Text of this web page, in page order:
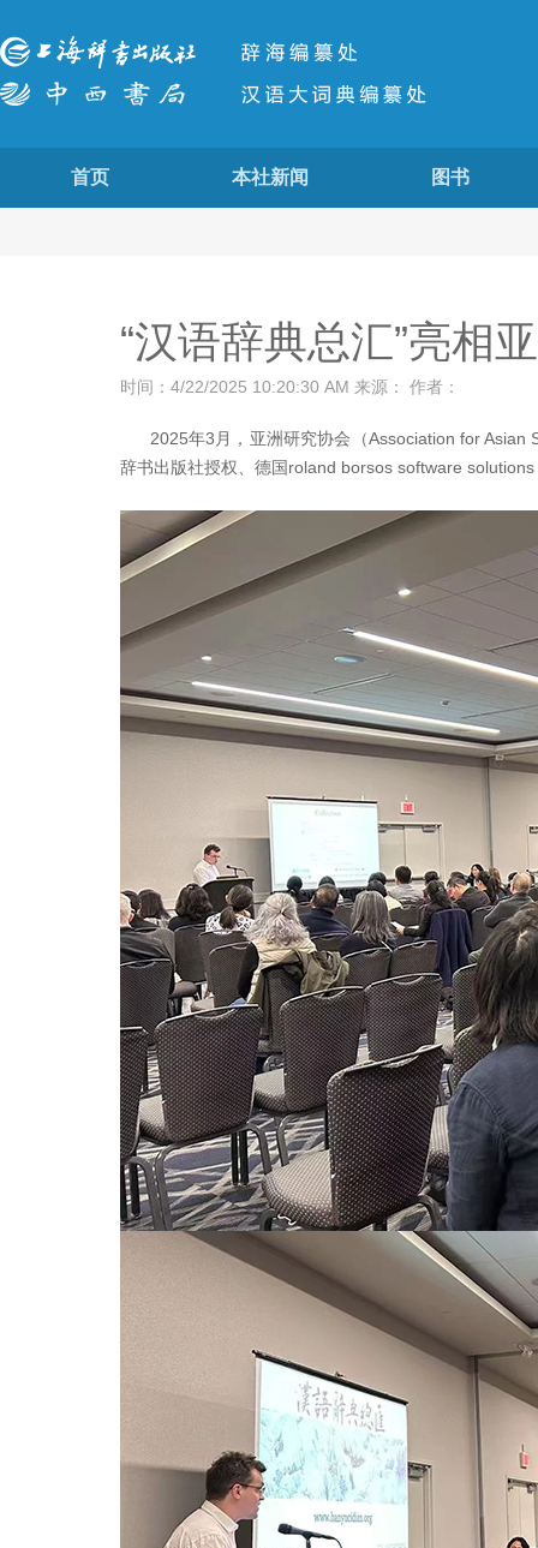
首页 本社新闻 图书
“汉语辞典总汇”亮相
时间：4/22/2025 10:20:30 AM 来源： 作者：
2025年3月，亚洲研究协会（Association for Asian
辞书出版社授权、德国roland borsos software